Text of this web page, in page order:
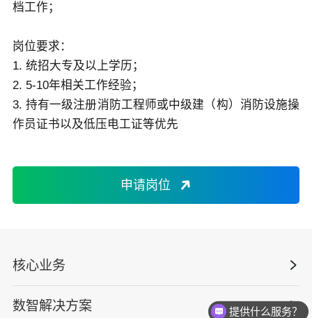
档工作；
岗位要求：
1. 统招大专及以上学历；
2. 5-10年相关工作经验；
3. 持有一级注册消防工程师或中级建（构）消防设施操
作员证书以及低压电工证等优先
申请岗位
核心业务
数智安全科技
数智解决方案 提供什么服务？